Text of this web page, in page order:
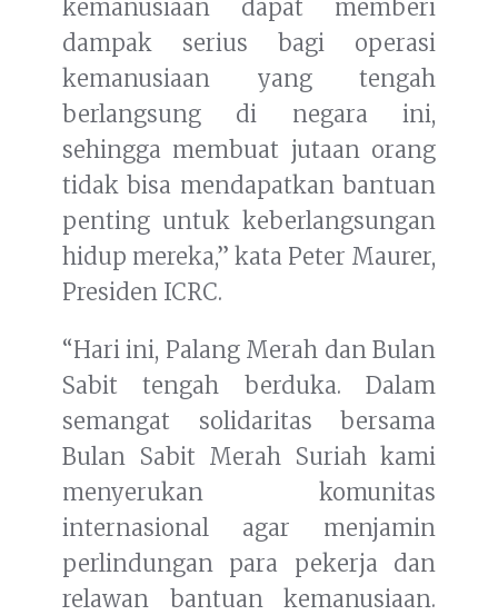
kemanusiaan dapat memberi
dampak serius bagi operasi
kemanusiaan yang tengah
berlangsung di negara ini,
sehingga membuat jutaan orang
tidak bisa mendapatkan bantuan
penting untuk keberlangsungan
hidup mereka,” kata Peter Maurer,
Presiden ICRC.
“Hari ini, Palang Merah dan Bulan
Sabit tengah berduka. Dalam
semangat solidaritas bersama
Bulan Sabit Merah Suriah kami
menyerukan komunitas
internasional agar menjamin
perlindungan para pekerja dan
relawan bantuan kemanusiaan.